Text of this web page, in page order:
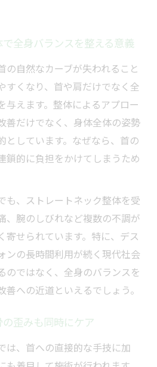
全身バランスを整える意義
の自然なカーブが失われること
すくなり、首や肩だけでなく全
与えます。整体によるアプロー
善だけでなく、身体全体の姿勢
としています。なぜなら、首の
鎖的に負担をかけてしまうため
も、ストレートネック整体を受
、腕のしびれなど複数の不調が
寄せられています。特に、デス
ンの長時間利用が続く現代社会
のではなく、全身のバランスを
への近道といえるでしょう。
歪みも同時にケア
は、首への直接的な手技に加